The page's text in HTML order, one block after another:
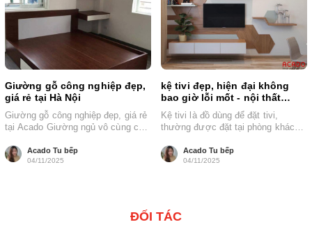
Giường gỗ công nghiệp đẹp,
giá rẻ tại Hà Nội
Giường gỗ công nghiệp đẹp, giá rẻ
tại Acado Giường ngủ vô cùng cần
Acado Tu bếp
04/11/2025
kệ tivi đẹp, hiện đại không
bao giờ lỗi mốt - nội thất
Acado
Kệ tivi là đồ dùng để đặt tivi,
thường được đặt tại phòng khách
Acado Tu bếp
04/11/2025
ĐỐI TÁC